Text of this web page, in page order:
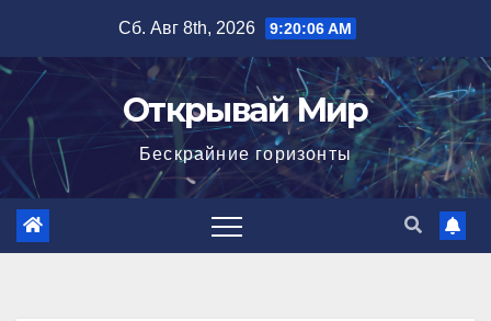
содержимому
Сб. Авг 8th, 2026 9:20:07 AM
Открывай Мир
Бескрайние горизонты